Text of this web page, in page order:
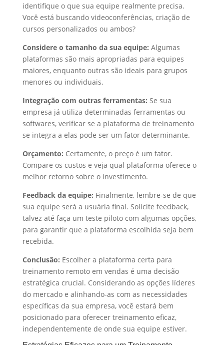
identifique o que sua equipe realmente precisa.
Você está buscando videoconferências, criação de
cursos personalizados ou ambos?
Considere o tamanho da sua equipe: Algumas
plataformas são mais apropriadas para equipes
maiores, enquanto outras são ideais para grupos
menores ou individuais.
Integração com outras ferramentas: Se sua
empresa já utiliza determinadas ferramentas ou
softwares, verificar se a plataforma de treinamento
se integra a elas pode ser um fator determinante.
Orçamento: Certamente, o preço é um fator.
Compare os custos e veja qual plataforma oferece o
melhor retorno sobre o investimento.
Feedback da equipe: Finalmente, lembre-se de que
sua equipe será a usuária final. Solicite feedback,
talvez até faça um teste piloto com algumas opções,
para garantir que a plataforma escolhida seja bem
recebida.
Conclusão: Escolher a plataforma certa para
treinamento remoto em vendas é uma decisão
estratégica crucial. Considerando as opções líderes
do mercado e alinhando-as com as necessidades
específicas da sua empresa, você estará bem
posicionado para oferecer treinamento eficaz,
independentemente de onde sua equipe estiver.